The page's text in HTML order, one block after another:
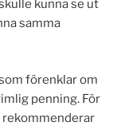
kunna se ut
samma
förenklar om
penning. För
rekommenderar